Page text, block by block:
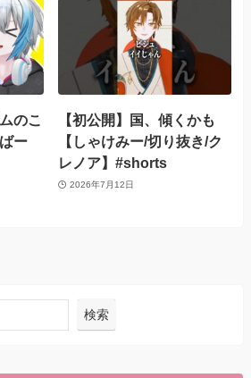
のこ
ー
【初公開】国、傾くかも
【しゃけみー/切り抜き/ク
レノア】#shorts
2026年7月12日
検索